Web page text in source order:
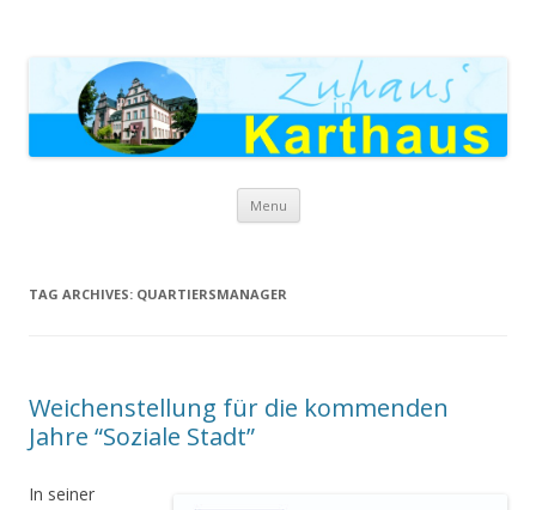
Menu Skip to content
TAG ARCHIVES: QUARTIERSMANAGER
Weichenstellung für die kommenden
Jahre “Soziale Stadt”
In seiner